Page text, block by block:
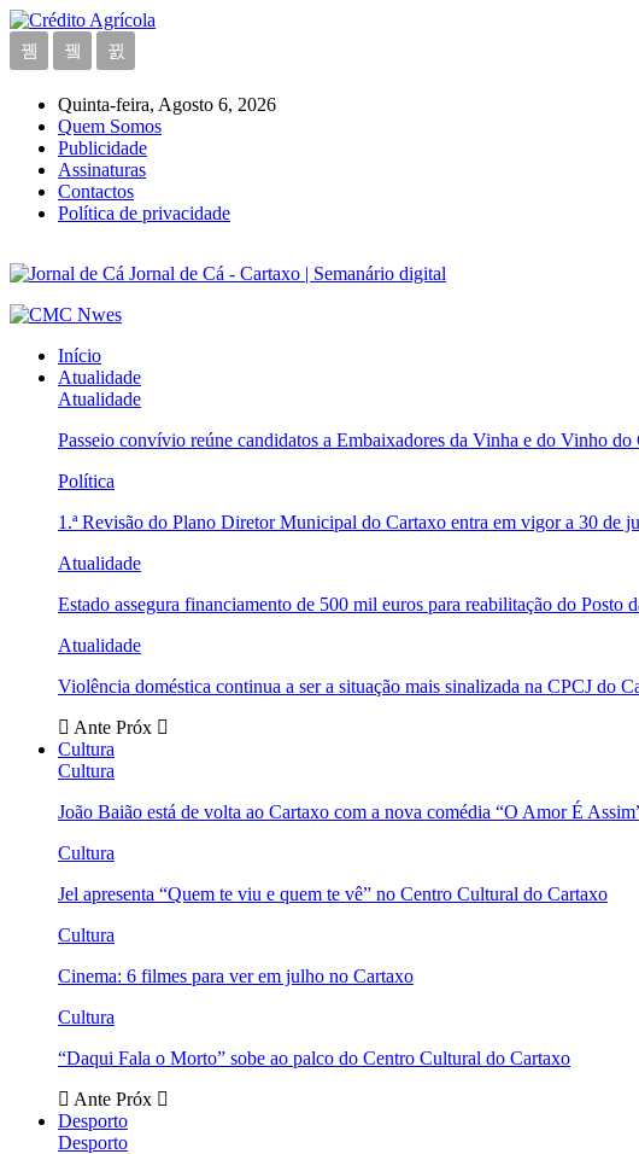
Quinta-feira, Agosto 6, 2026
Quem Somos
Publicidade
Assinaturas
Contactos
Política de privacidade
Jornal de Cá - Cartaxo | Semanário digital
Início
Atualidade
Atualidade
Passeio convívio reúne candidatos a Embaixadores da Vinha e do Vinho do
Política
1.ª Revisão do Plano Diretor Municipal do Cartaxo entra em vigor a 30 de
Atualidade
Estado assegura financiamento de 500 mil euros para reabilitação do
Atualidade
Violência doméstica continua a ser a situação mais sinalizada na CPCJ do
Ante Próx
Cultura
Cultura
João Baião está de volta ao Cartaxo com a nova comédia “O Amor É
Cultura
Jel apresenta “Quem te viu e quem te vê” no Centro Cultural do Cartaxo
Cultura
Cinema: 6 filmes para ver em julho no Cartaxo
Cultura
“Daqui Fala o Morto” sobe ao palco do Centro Cultural do Cartaxo
Ante Próx
Desporto
Desporto